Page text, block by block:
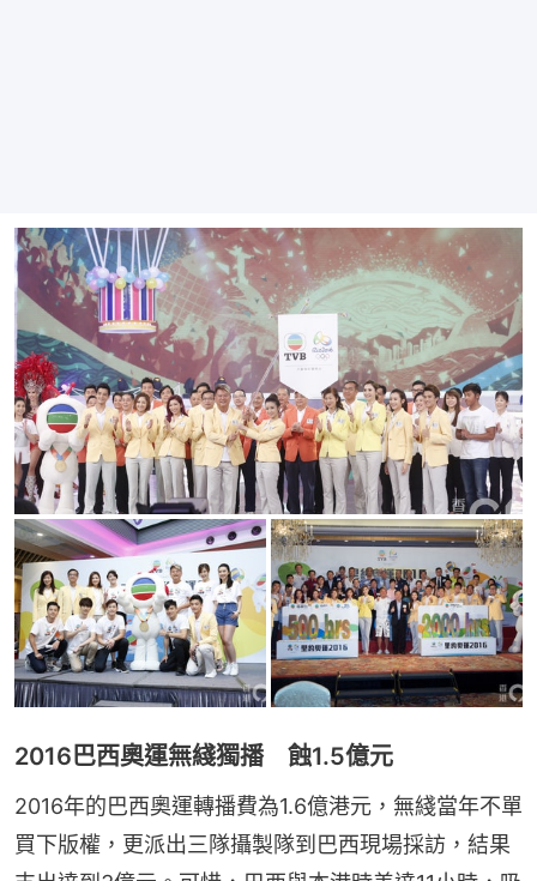
2016巴西奧運無綫獨播 蝕1.5億元
2016年的巴西奧運轉播費為1.6億港元，無綫當年不單
買下版權，更派出三隊攝製隊到巴西現場採訪，結果